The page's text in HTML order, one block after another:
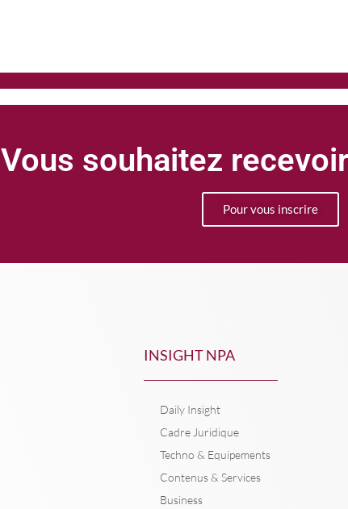
Vous souhaitez
Pour vous inscrire
INSIGHT NPA
Daily Insight
Cadre Juridique
Techno & Equipements
Contenus & Services
Business